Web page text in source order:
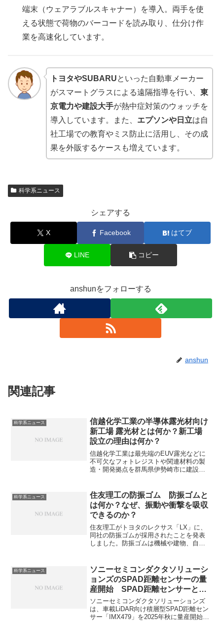
端末（ウェアラブルスキャナー）を導入。両手を使
える状態で荷物のバーコードを読み取り、仕分け作
業を高速化しています。
トヨタやSUBARUといった自動車メーカー
がスマートグラスによる遠隔指導を行い、 東
京電力や建設大手が熱中症対策のウォッチを
導入しています。また、 エプソンや日立は自
社工場での教育やミス防止に活用し、その成
果を外販するケースも増えています。
科学系ニュース
シェアする
X Facebook はてブ
LINE コピー
anshunをフォローする
anshun
関連記事
科学系ニュース
信越化学工業の半導体露光材向け
新工場 露光材とは何か？新工場
設立の理由は何か？
信越化学工業は最先端のEUV露光などに
不可欠なフォトレジストや関連材料の製
造・開発拠点を群馬県伊勢崎市に建設し
徴を知ることができます。
科学系ニュース
住友理工の防振ゴム 防振ゴムと
は何か？なぜ、振動や衝撃を吸収
できるのか？
住友理工がトヨタのレクサス「LX」に、
同社の防振ゴムが採用されたことを発表
しました。防振ゴムは機械や建物、自動
な種類の防振ゴムがあるのか、なぜ、振
動や衝撃を吸収できるのかを知ることが
できます。
科学系ニュース
ソニーセミコンダクタソリューシ
ョンズのSPAD距離センサーの量
産開始 SPAD距離センサーとは
何か？
ソニーセミコンダクタソリューションズ
は、車載LiDAR向け積層型SPAD距離セン
サー「IMX479」を2025年秋に量産開始す